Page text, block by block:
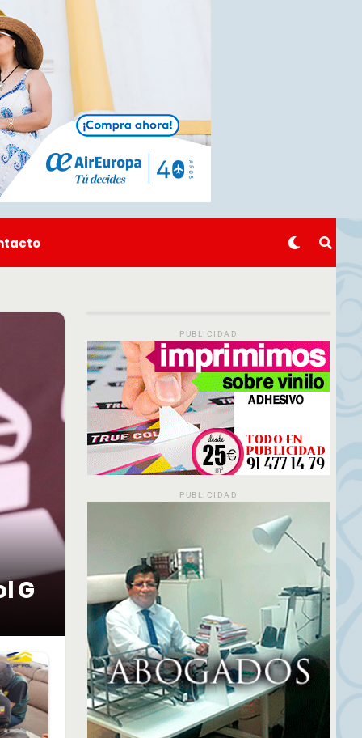
G
PUBLICIDAD
PUBLICIDAD